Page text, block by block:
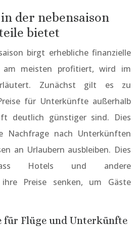
der nebensaison
bietet
birgt erhebliche finanzielle
am meisten profitiert, wird im
Zunächst gilt es zu
für Unterkünfte außerhalb
deutlich günstiger sind. Dies
Nachfrage nach Unterkünften
an Urlaubern ausbleiben. Dies
Hotels und andere
ihre Preise senken, um Gäste
für Flüge und Unterkünfte